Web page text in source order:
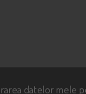
datelor mele